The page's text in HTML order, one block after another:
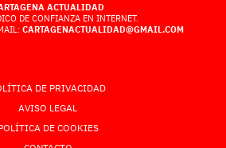
ACTUALIDAD
DE CONFIANZA EN INTERNET.
CARTAGENACTUALIDAD@GMAIL.COM
DE PRIVACIDAD
AVISO LEGAL
DE COOKIES